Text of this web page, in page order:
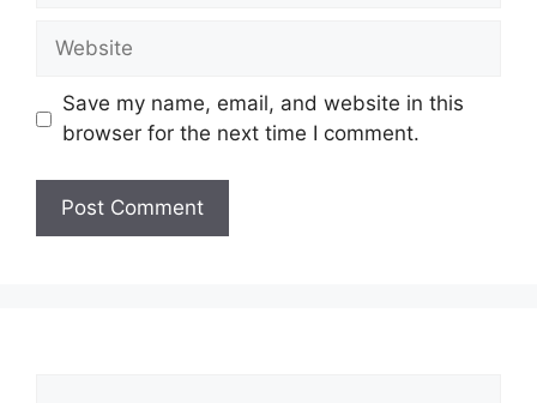
Website
Save my name, email, and website in this
browser for the next time I comment.